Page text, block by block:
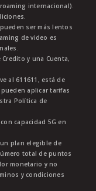
internacional).
ser más lentos
de video es
y una Cuenta,
al 611611, está de
aplicar tarifas
Política de
capacidad 5G en
plan elegible de
total de puntos
monetario y no
y condiciones